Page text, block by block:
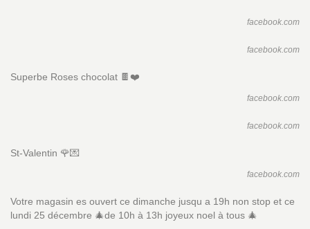
facebook.com
facebook.com
Superbe Roses chocolat 🍫❤️
facebook.com
facebook.com
St-Valentin 🌹💌
facebook.com
Votre magasin es ouvert ce dimanche jusqu a 19h non stop et ce
lundi 25 décembre 🎄de 10h à 13h joyeux noel à tous 🎄